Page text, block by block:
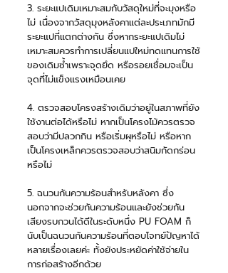
3. ระยะแปเดิมเหมาะสมกับวัสดุใหม่ที่จะมุงหรือ
ไม่ เนื่องจากวัสดุมุงหลังคาแต่ละประเภทมักมี
ระยะแปที่แตกต่างกัน ซึ่งหากระยะแปเดิมไม่
เหมาะสมควรทำการเปลี่ยนแปใหม่ทดแทนการใช้
ของเดิมซ้ำเพราะจุดยึด หรือรอยเชื่อมจะเป็น
จุดที่ไม่แข็งแรงเหมือนเคย
4. ตรวจสอบโครงสร้างเดิมว่าอยู่ในสภาพที่ยัง
ใช้งานต่อได้หรือไม่ หากเป็นโครงไม้ควรตรวจ
สอบว่ามีปลวกกิน หรือเริ่มผุหรือไม่ หรือหาก
เป็นโครงเหล็กควรตรวจสอบว่าสนิมกัดกร่อน
หรือไม่
5. ฉนวนกันความร้อนสำหรับหลังคา ซึ่ง
นอกจากจะช่วยกันความร้อนและยังช่วยกัน
เสียงรบกวนได้ดีในระดับหนึ่ง PU FOAM ก็
นับเป็นฉนวนกันความร้อนที่ตอบโจทย์ปัญหาได้
หลายเรื่องเลยค่ะ ทั้งยังประหยัดค่าใช้จ่ายใน
การก่อสร้างอีกด้วย